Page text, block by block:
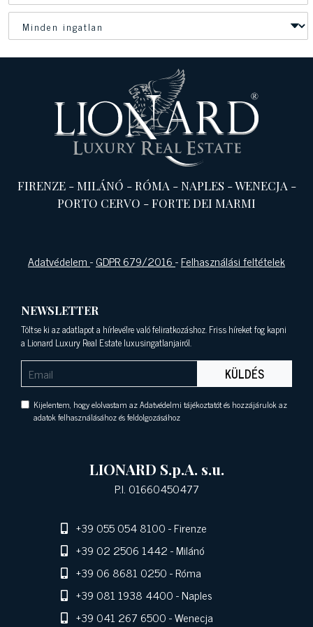
FIRENZE-MILÁNÓ -RÓMA -NAPLES -WENECJA -
PORTO CERVO -FORTE DEI MARMI
Adatvédelem-GDPR 679/2016-Felhasználási feltételek
NEWSLETTER
Töltse ki az adatlapot a hírlevélre való feliratkozáshoz. Friss híreket fog kapni
a Lionard Luxury Real Estate luxusingatlanjairól.
KÜLDÉS
Kijelentem, hogy elolvastam az Adatvédelmi tájékoztatót és hozzájárulok az
adatok felhasználásához és feldolgozásához
LIONARD S.p.A. s.u.
P.I. 01660450477
+39 055 054 8100- Firenze
+39 02 2506 1442- Milánó
+39 06 8681 0250- Róma
+39 081 1938 4400- Naples
+39 041 267 6500- Wenecja